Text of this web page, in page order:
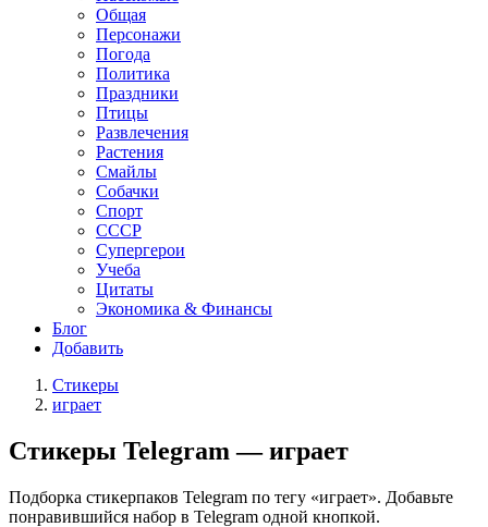
Общая
Персонажи
Погода
Политика
Праздники
Птицы
Развлечения
Растения
Смайлы
Собачки
Спорт
СССР
Супергерои
Учеба
Цитаты
Экономика & Финансы
Блог
Добавить
Стикеры
играет
Стикеры Telegram — играет
Подборка стикерпаков Telegram по тегу «играет». Добавьте
понравившийся набор в Telegram одной кнопкой.